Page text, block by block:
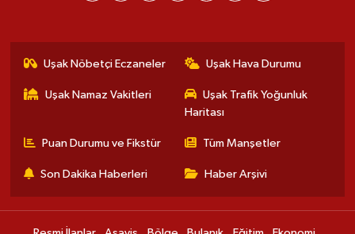
Uşak Nöbetçi Eczaneler Uşak Hava Durumu
Uşak Namaz Vakitleri
Uşak Trafik Yoğunluk
Haritası
Puan Durumu ve Fikstür Tüm Manşetler
Son Dakika Haberleri Haber Arşivi